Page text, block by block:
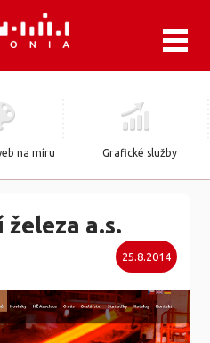
a.s.
25.8.2014
na míru Grafické služby